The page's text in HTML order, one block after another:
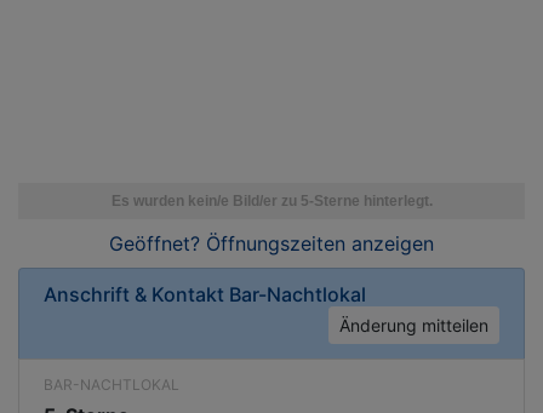
Geöffnet? Öffnungszeiten anzeigen
Anschrift & Kontakt Bar-Nachtlokal
Änderung mitteilen
BAR-NACHTLOKAL